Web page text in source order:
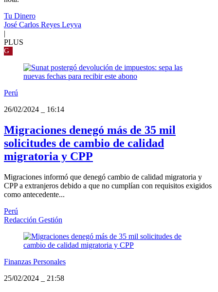
Tu Dinero
José Carlos Reyes Leyva
|
PLUS
G
Perú
26/02/2024
16:14
Migraciones denegó más de 35 mil
solicitudes de cambio de calidad
migratoria y CPP
Migraciones informó que denegó cambio de calidad migratoria y
CPP a extranjeros debido a que no cumplían con requisitos exigidos
como antecedente...
Perú
Redacción Gestión
Finanzas Personales
25/02/2024
21:58